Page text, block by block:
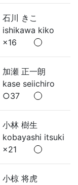
石川 きこ
ishikawa kiko
×16
加瀬 正一朗
kase seiichiro
○37
小林 樹生
kobayashi itsuki
×21
小椋 将虎